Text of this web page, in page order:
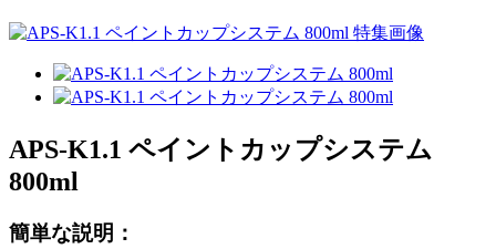
APS-K1.1 ペイントカップシステム
800ml
簡単な説明：